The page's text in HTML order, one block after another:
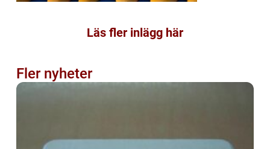
Läs fler inlägg här
Fler nyheter